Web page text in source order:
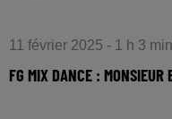
11 février 2025 - 1 h 3 min
FG MIX DANCE : MONSIEUR